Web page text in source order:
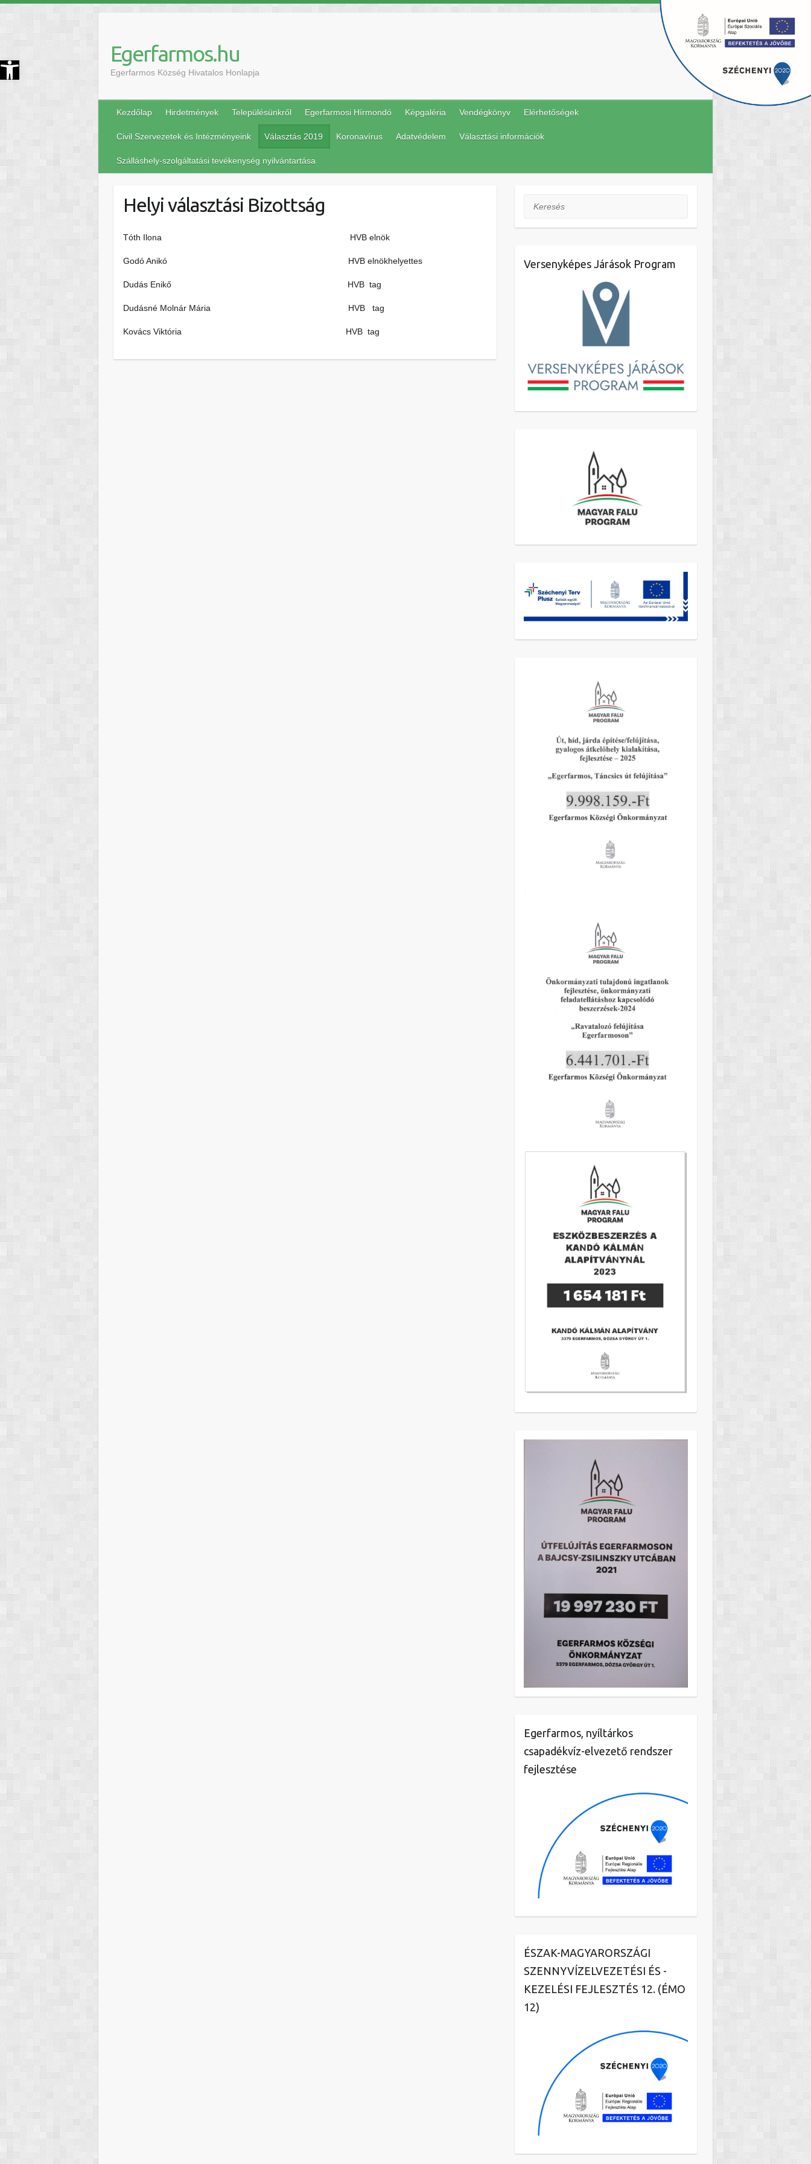
Eszköztár megnyitása Egerfarmos.hu
Egerfarmos Község Hivatalos Honlapja
Kezdőlap Hirdetmények Településünkről Egerfarmosi Hírmondó Képgaléria Vendégkönyv Elérhetőségek
Civil Szervezetek és Intézményeink Választás 2019 Koronavírus Adatvédelem Választási információk
Szálláshely-szolgáltatási tevékenység nyilvántartása
Helyi választási Bizottság
Tóth Ilona HVB elnök
Godó Anikó HVB elnökhelyettes
Dudás Enikő HVB tag
Dudásné Molnár Mária HVB tag
Kovács Viktória HVB tag
Keresés
Versenyképes Járások Program
Egerfarmos, nyíltárkos
csapadékvíz-elvezető rendszer
fejlesztése
ÉSZAK-MAGYARORSZÁGI
SZENNYVÍZELVEZETÉSI ÉS -
KEZELÉSI FEJLESZTÉS 12. (ÉMO
12)